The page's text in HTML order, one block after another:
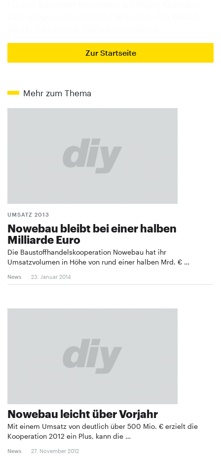
Zur Startseite
Mehr zum Thema
UMSATZ 2013
Nowebau bleibt bei einer halben
Milliarde Euro
Die Baustoffhandelskooperation Nowebau hat ihr
Umsatzvolumen in Höhe von rund einer halben Mrd. € …
News 23. Januar 2014
Nowebau leicht über Vorjahr
Mit einem Umsatz von deutlich über 500 Mio. € erzielt die
Kooperation 2012 ein Plus, kann die …
News 27. November 2012